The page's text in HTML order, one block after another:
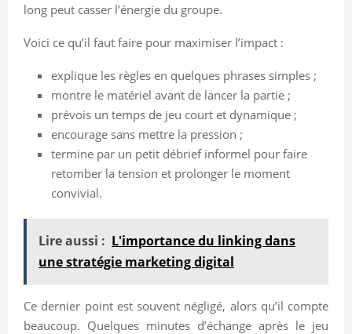
long peut casser l’énergie du groupe.
Voici ce qu’il faut faire pour maximiser l’impact :
explique les règles en quelques phrases simples ;
montre le matériel avant de lancer la partie ;
prévois un temps de jeu court et dynamique ;
encourage sans mettre la pression ;
termine par un petit débrief informel pour faire
retomber la tension et prolonger le moment
convivial.
Lire aussi : L'importance du linking dans
une stratégie marketing digital
Ce dernier point est souvent négligé, alors qu’il compte
beaucoup. Quelques minutes d’échange après le jeu